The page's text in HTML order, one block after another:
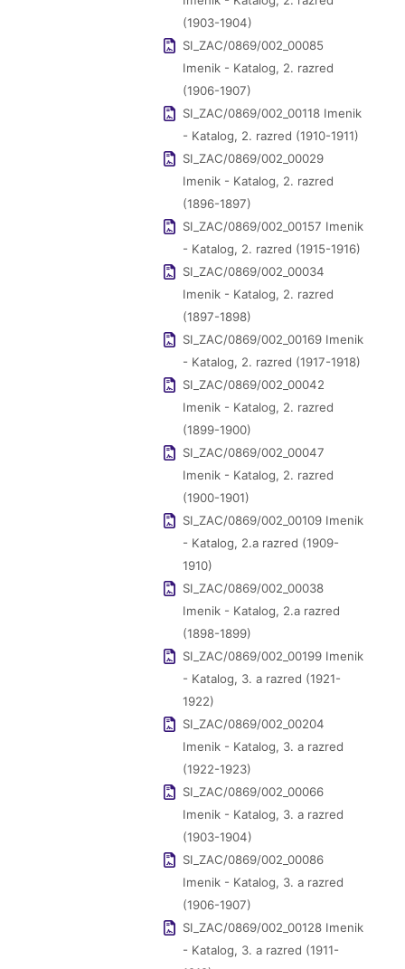
(1903-1904)
SI_ZAC/0869/002_00085
Imenik - Katalog, 2. razred
(1906-1907)
SI_ZAC/0869/002_00118 Imenik
- Katalog, 2. razred (1910-1911)
SI_ZAC/0869/002_00029
Imenik - Katalog, 2. razred
(1896-1897)
SI_ZAC/0869/002_00157 Imenik
- Katalog, 2. razred (1915-1916)
SI_ZAC/0869/002_00034
Imenik - Katalog, 2. razred
(1897-1898)
SI_ZAC/0869/002_00169 Imenik
- Katalog, 2. razred (1917-1918)
SI_ZAC/0869/002_00042
Imenik - Katalog, 2. razred
(1899-1900)
SI_ZAC/0869/002_00047
Imenik - Katalog, 2. razred
(1900-1901)
SI_ZAC/0869/002_00109 Imenik
- Katalog, 2.a razred (1909-
1910)
SI_ZAC/0869/002_00038
Imenik - Katalog, 2.a razred
(1898-1899)
SI_ZAC/0869/002_00199 Imenik
- Katalog, 3. a razred (1921-
1922)
SI_ZAC/0869/002_00204
Imenik - Katalog, 3. a razred
(1922-1923)
SI_ZAC/0869/002_00066
Imenik - Katalog, 3. a razred
(1903-1904)
SI_ZAC/0869/002_00086
Imenik - Katalog, 3. a razred
(1906-1907)
SI_ZAC/0869/002_00128 Imenik
- Katalog, 3. a razred (1911-